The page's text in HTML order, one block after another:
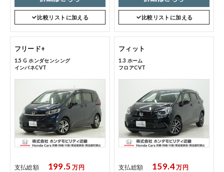
比較リストに加える 比較リストに加える
フリード+
1.5 G ホンダセンシング
インパネCVT
支払総額 199.5 万円
フィット
1.3 ホーム
フロアCVT
支払総額 159.4万円